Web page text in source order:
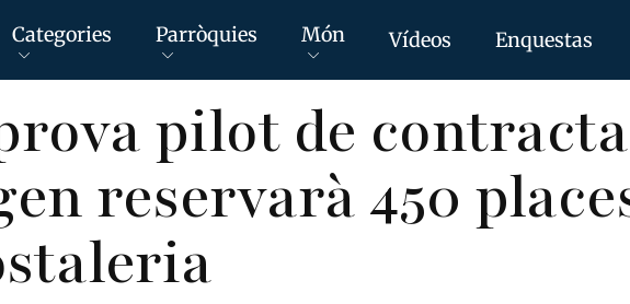
Categories Parròquies Món Vídeos Enquestas
pilot de
reservarà 450